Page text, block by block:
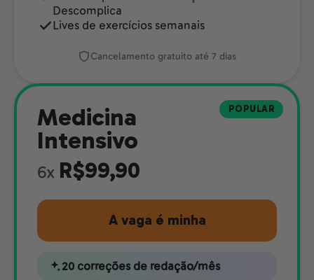
Descomplica
Lives de exercícios semanais
Cancelamento gratuito até 7 dias
POPULAR
Medicina
Intensivo
6x R$99,90
A vaga é minha
20 correções de redação/mês